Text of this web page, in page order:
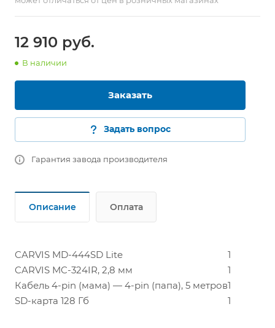
12 910 руб.
В наличии
Заказать
Задать вопрос
Гарантия завода производителя
Описание Оплата
CARVIS MD-444SD Lite
1
CARVIS MC-324IR, 2,8 мм
1
Кабель 4-pin (мама) — 4-pin (папа), 5 метров1
SD-карта 128 Гб
1